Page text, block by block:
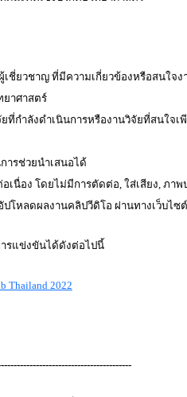
เชี่ยวชาญ ที่มีความเกี่ยวข้องหรือสนใจง
ยาศาสตร์
ที่กำลังดำเนินการหรืองานวิจัยที่สนใจเ
การช่วยนำเสนอได้
เนื่อง โดยไม่มีการตัดต่อ , ใส่เสียง, ภา
โหลดผลงานคลิปวีดิโอ ผ่านทางเว็บไซ
รแข่งขันได้ดังต่อไปนี้
Thailand 2022